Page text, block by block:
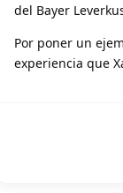
del Bayer
Por poner un
experiencia que